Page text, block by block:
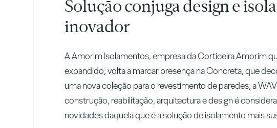
Solução conjuga design e
inovador
A Amorim Isolamentos, empresa da Corticeira Amorim
expandido, volta a marcar presença na Concreta, que
uma nova coleção para o revestimento de paredes, a
construção, reabilitação, arquitectura e design é
novidades daquela que é a solução de isolamento mais